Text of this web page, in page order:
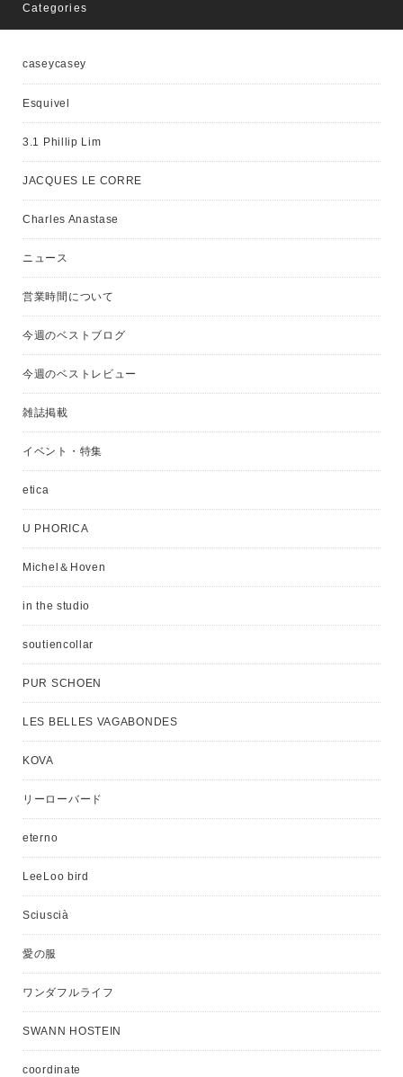
Categories
caseycasey
Esquivel
3.1 Phillip Lim
JACQUES LE CORRE
Charles Anastase
ニュース
営業時間について
今週のベストブログ
今週のベストレビュー
雑誌掲載
イベント・特集
etica
U PHORICA
Michel＆Hoven
in the studio
soutiencollar
PUR SCHOEN
LES BELLES VAGABONDES
KOVA
リーローバード
eterno
LeeLoo bird
Sciuscià
愛の服
ワンダフルライフ
SWANN HOSTEIN
coordinate